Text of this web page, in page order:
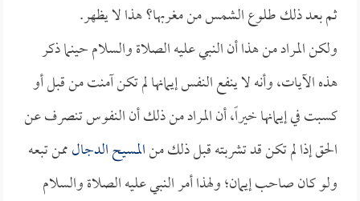
ثم بعد ذلك طلوع الشمس من مغربها؟ هذا لا يظهر.
ولكن المراد من هذا أن النبي عليه الصلاة والسلام حينما ذكر
هذه الآيات، وأنه لا ينفع النفس إيمانها لم تكن آمنت من قبل أو
كسبت في إيمانها خيراً، أن المراد من ذلك أن النفوس تنصرف عن
الحق إذا لم تكن قد تشربته قبل ذلك منالمسيح الدجالممن تبعه
ولو كان صاحب إيمان؛ ولهذا أمر النبي عليه الصلاة والسلام